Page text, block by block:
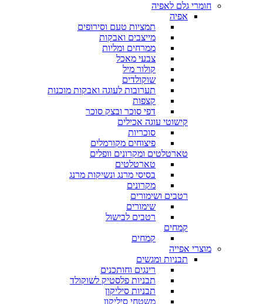
חומרי גלם לאפיה
אפיה
תמציות טעם וסירופים
מייצבים ואבקות
ממרחים ומליות
צבעי מאכל
קולור מיל
שוקולדים
תערובות לעוגה ואבקות מוכנות
קצפות
דפי סוכר ובצק סוכר
קישוטי עוגה אכילים
סוכריות
פיצוחים מקורמלים
טארטלטים ומקרונים וופלים
טארטלטים
בסיסי מרנג ונשיקות מרנג
מקרונים
רטבים ושימורים
שימורים
רטבים לבישול
קמחים
קמחים
מוצרי אפייה
תבניות ומגשים
רינגים וחותכנים
תבניות פלסטיק לשוקולד
תבניות סיליקון
משטחי סיליקון